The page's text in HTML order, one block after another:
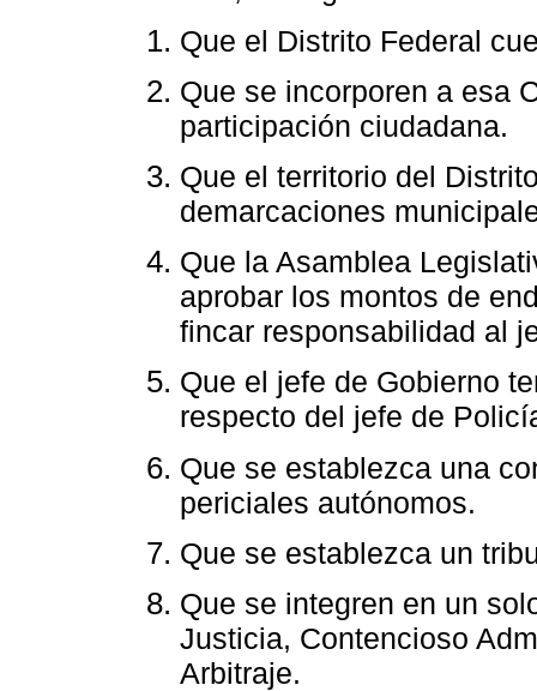
Que el Distrito Federal
Que se incorporen a esa
participación ciudadana.
Que el territorio del
demarcaciones
Que la Asamblea
aprobar los montos de
fincar responsabilidad al
Que el jefe de Gobierno
respecto del jefe de
Que se establezca una
periciales autónomos.
Que se establezca un
Que se integren en un
Justicia, Contencioso
Arbitraje.